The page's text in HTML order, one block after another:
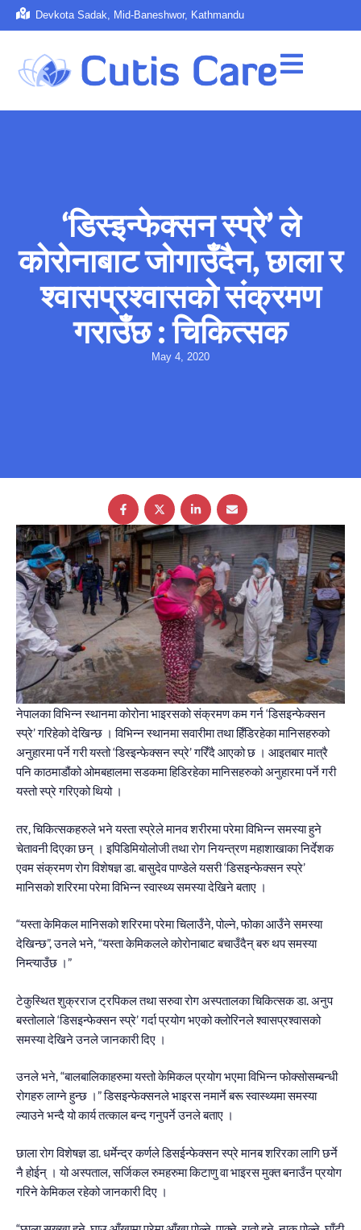
Devkota Sadak, Mid-Baneshwor, Kathmandu
‘डिस्‍इन्फेक्सन स्प्रे’ ले
कोरोनाबाट जोगाउँदैन, छाला र
श्वासप्रश्‍वासको संक्रमण
गराउँछ : चिकित्सक
May 4, 2020
नेपालका विभिन्‍न स्थानमा कोरोना भाइरसको संक्रमण कम गर्न ‘डिसइन्फेक्सन
स्प्रे’ गरिहेको देखिन्छ । विभिन्‍न स्थानमा सवारीमा तथा हिँडिरहेका मानिसहरुको
अनुहारमा पर्ने गरी यस्तो ‘डिस्‍इन्फेक्सन स्प्रे’ गरिँदै आएको छ । आइतबार मात्रै
पनि काठमाडौंको ओमबहालमा सडकमा हिडिरहेका मानिसहरुको अनुहारमा पर्ने गरी
यस्तो स्प्रे गरिएको थियो ।
तर, चिकित्सकहरुले भने यस्ता स्प्रेले मानव शरीरमा परेमा विभिन्‍न समस्या हुने
चेतावनी दिएका छन् । इपिडिमियोलोजी तथा रोग नियन्त्रण महाशाखाका निर्देशक
एवम संक्रमण रोग विशेषज्ञ डा. बासुदेव पाण्डेले यसरी ‘डिसइन्फेक्सन स्प्रे’
मानिसको शरिरमा परेमा विभिन्‍न स्वास्थ्य समस्या देखिने बताए ।
“यस्ता केमिकल मानिसको शरिरमा परेमा चिलाउँने, पोल्ने, फोका आउँने समस्या
देखिन्छ”, उनले भने, “यस्ता केमिकलले कोरोनाबाट बचाउँदैन् बरु थप समस्या
निम्त्याउँछ ।”
टेकुस्थित शुक्रराज ट्रपिकल तथा सरुवा रोग अस्पतालका चिकित्सक डा. अनुप
बस्तोलाले ‘डिसइन्फेक्सन स्प्रे’ गर्दा प्रयोग भएको क्लोरिनले श्‍वासप्रश्‍वासको
समस्या देखिने उनले जानकारी दिए ।
उनले भने, “बालबालिकाहरुमा यस्तो केमिकल प्रयोग भएमा विभिन्‍न फोक्सोसम्बन्धी
रोगहरु लाग्‍ने हुन्छ ।” डिसइन्फेक्सनले भाइरस नमार्ने बरू स्वास्थ्यमा समस्या
ल्याउने भन्दै यो कार्य तत्काल बन्द गनुपर्ने उनले बताए ।
छाला रोग विशेषज्ञ डा. धर्मेन्द्र कर्णले डिसईन्फेक्सन स्प्रे मानब शरिरका लागि छर्ने
नै होईन् । यो अस्पताल, सर्जिकल रुमहरुमा किटाणु वा भाइरस मुक्त बनाउँन प्रयोग
गरिने केमिकल रहेको जानकारी दिए ।